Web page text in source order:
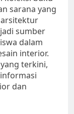
sarana yang
sumber
dalam
interior.
terkini,
dan